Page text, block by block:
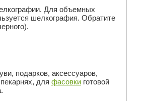
Для объемных
шелкография. Обратите
подарков, аксессуаров,
для фасовкиготовой